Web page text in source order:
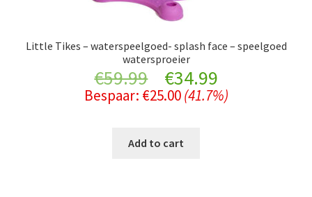
Little Tikes – waterspeelgoed- splash face – speelgoed
watersproeier
€59.99
Original
price
was:
€34.99Current
price
Bespaar: €25.00 (41.7%)
Add to cart